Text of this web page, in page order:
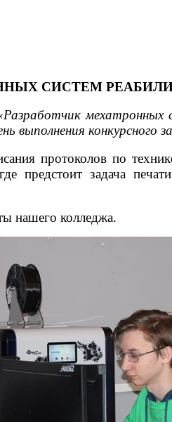
СИСТЕМ
конкурсного
протоколов по
предстоит задача
нашего колледжа.